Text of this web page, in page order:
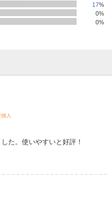
17%
0%
0%
入
た。使いやすいと好評！